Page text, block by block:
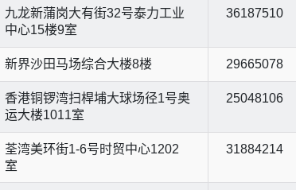
九龙新蒲岗大有街32号泰力工业
中心15楼9室
36187510
新界沙田马场综合大楼8楼 29665078
香港铜锣湾扫桿埔大球场径1号奥
运大楼1011室
25048106
荃湾美环街1-6号时贸中心1202
室
31884214